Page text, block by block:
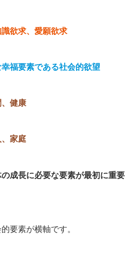
欲求、愛願欲求
福要素である社会的欲望
健康
家庭
成長に必要な要素が最初に重要
要素が横軸です。